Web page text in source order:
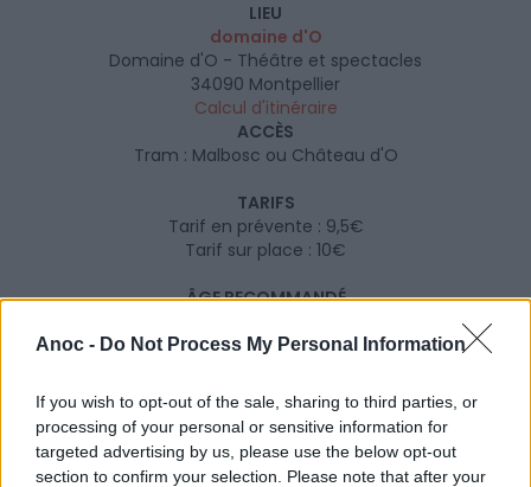
Anoc - Do Not Process My Personal Information
If you wish to opt-out of the sale, sharing to third parties, or
processing of your personal or sensitive information for
targeted advertising by us, please use the below opt-out
section to confirm your selection. Please note that after your
LIEU
domaine d'O
Domaine d'O - Théâtre et spectacles
34090 Montpellier
Calcul d'itinéraire
ACCÈS
Tram : Malbosc ou Château d'O
TARIFS
Tarif en prévente : 9,5€
Tarif sur place : 10€
ÂGE RECOMMANDÉ
beerlove.fr